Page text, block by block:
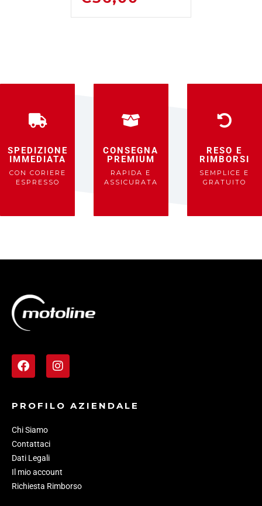
RIMUOVI
SPEDIZIONE
IMMEDIATA
CON CORIERE
ESPRESSO
CONSEGNA
PREMIUM
RAPIDA E
ASSICURATA
RESO E
RIMBORSI
SEMPLICE E
GRATUITO
PROFILO AZIENDALE
Chi Siamo
Contattaci
Dati Legali
Il mio account
Richiesta Rimborso